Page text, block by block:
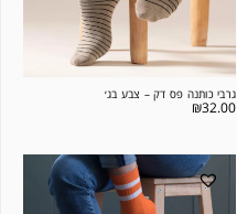
גרבי כותנה פס דק – צבע בג׳
₪32.00